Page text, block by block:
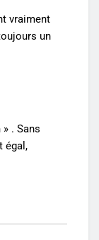
vraiment
un
. Sans
égal,